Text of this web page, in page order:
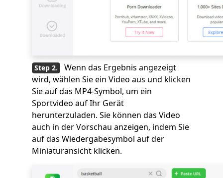
Wenn das Ergebnis angezeigt
wird, wählen Sie ein Video aus und klicken
Sie auf das MP4-Symbol, um ein
Sportvideo auf Ihr Gerät
herunterzuladen. Sie können das Video
auch in der Vorschau anzeigen, indem Sie
auf das Wiedergabesymbol auf der
Miniaturansicht klicken.